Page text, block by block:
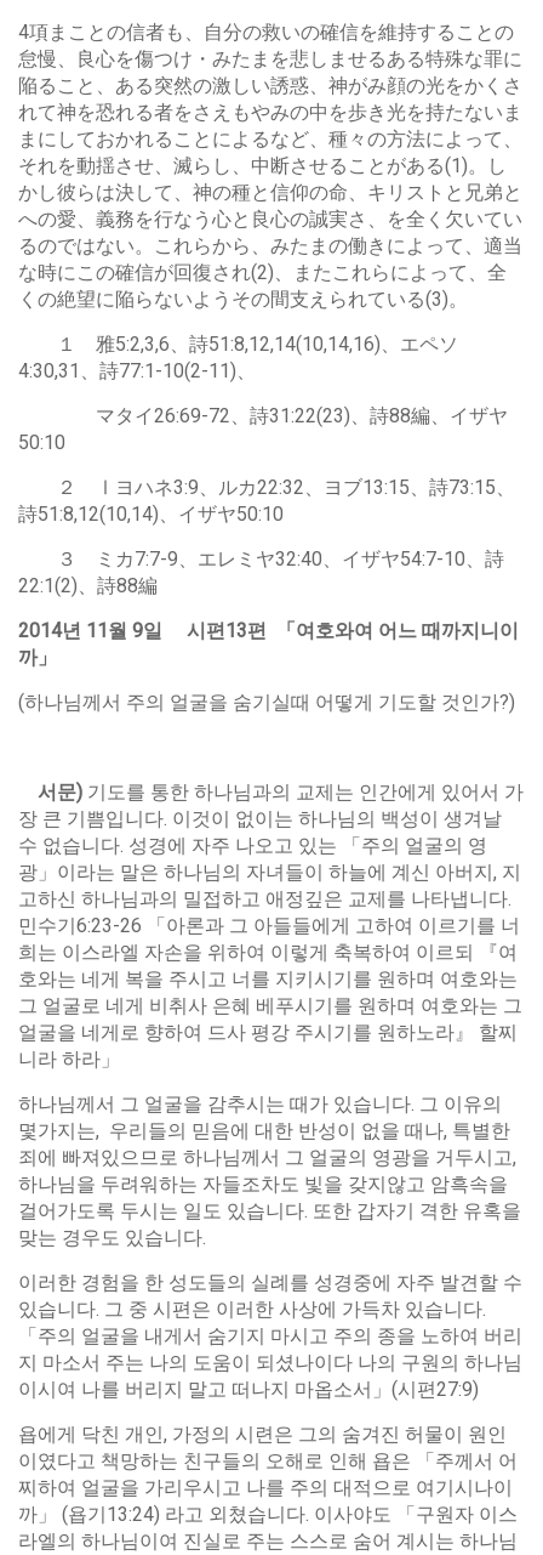
4項まことの信者も、自分の救いの確信を維持することの
怠慢、良心を傷つけ・みたまを悲しませるある特殊な罪に
陥ること、ある突然の激しい誘惑、神がみ顔の光をかくさ
れて神を恐れる者をさえもやみの中を歩き光を持たないま
まにしておかれることによるなど、種々の方法によって、
それを動揺させ、滅らし、中断させることがある(1)。し
かし彼らは決して、神の種と信仰の命、キリストと兄弟と
への愛、義務を行なう心と良心の誠実さ、を全く欠いてい
るのではない。これらから、みたまの働きによって、適当
な時にこの確信が回復され(2)、またこれらによって、全
くの絶望に陥らないようその間支えられている(3)。
１ 雅5:2,3,6、詩51:8,12,14(10,14,16)、エペソ
4:30,31、詩77:1-10(2-11)、
マタイ26:69-72、詩31:22(23)、詩88編、イザヤ
50:10
２ Ⅰヨハネ3:9、ルカ22:32、ヨブ13:15、詩73:15、
詩51:8,12(10,14)、イザヤ50:10
３ ミカ7:7-9、エレミヤ32:40、イザヤ54:7-10、詩
22:1(2)、詩88編
2014년 11월 9일 시편13편 「여호와여 어느 때까지니이
까」
(하나님께서 주의 얼굴을 숨기실때 어떻게 기도할 것인가?)
서문) 기도를 통한 하나님과의 교제는 인간에게 있어서 가
장 큰 기쁨입니다. 이것이 없이는 하나님의 백성이 생겨날
수 없습니다. 성경에 자주 나오고 있는 「주의 얼굴의 영
광」이라는 말은 하나님의 자녀들이 하늘에 계신 아버지, 지
고하신 하나님과의 밀접하고 애정깊은 교제를 나타냅니다.
민수기6:23-26 「아론과 그 아들들에게 고하여 이르기를 너
희는 이스라엘 자손을 위하여 이렇게 축복하여 이르되 『여
호와는 네게 복을 주시고 너를 지키시기를 원하며 여호와는
그 얼굴로 네게 비취사 은혜 베푸시기를 원하며 여호와는 그
얼굴을 네게로 향하여 드사 평강 주시기를 원하노라』 할찌
니라 하라」
하나님께서 그 얼굴을 감추시는 때가 있습니다. 그 이유의
몇가지는, 우리들의 믿음에 대한 반성이 없을 때나, 특별한
죄에 빠져있으므로 하나님께서 그 얼굴의 영광을 거두시고,
하나님을 두려워하는 자들조차도 빛을 갖지않고 암흑속을
걸어가도록 두시는 일도 있습니다. 또한 갑자기 격한 유혹을
맞는 경우도 있습니다.
이러한 경험을 한 성도들의 실례를 성경중에 자주 발견할 수
있습니다. 그 중 시편은 이러한 사상에 가득차 있습니다.
「주의 얼굴을 내게서 숨기지 마시고 주의 종을 노하여 버리
지 마소서 주는 나의 도움이 되셨나이다 나의 구원의 하나님
이시여 나를 버리지 말고 떠나지 마옵소서」(시편27:9)
욥에게 닥친 개인, 가정의 시련은 그의 숨겨진 허물이 원인
이였다고 책망하는 친구들의 오해로 인해 욥은 「주께서 어
찌하여 얼굴을 가리우시고 나를 주의 대적으로 여기시나이
까」 (욥기13:24) 라고 외쳤습니다. 이사야도 「구원자 이스
라엘의 하나님이여 진실로 주는 스스로 숨어 계시는 하나님